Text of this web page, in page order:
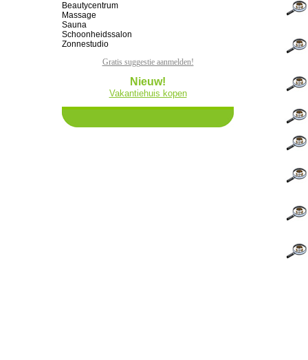
Beautycentrum
Massage
Sauna
Schoonheidssalon
Zonnestudio
Gratis suggestie aanmelden!
Nieuw!
Vakantiehuis kopen